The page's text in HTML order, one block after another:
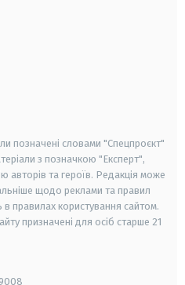
позначені словами "Спецпроєкт"
з позначкою "Експерт",
авторів та героїв. Редакція може
щодо реклами та правил
правилах користування сайтом.
призначені для осіб старше 21